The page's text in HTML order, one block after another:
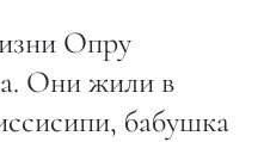
Опру
Они жили в
бабушка